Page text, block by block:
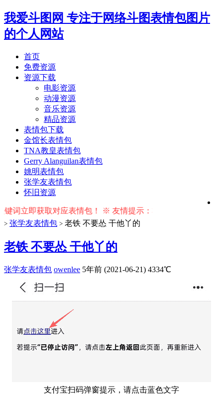
我爱斗图网 专注于网络斗图表情包图片
的个人网站
首页
免费资源
资源下载
电影资源
动漫资源
音乐资源
精品资源
表情包下载
金馆长表情包
TNA教皇表情包
Gerry Alanguilan表情包
姚明表情包
张学友表情包
怀旧资源
词立即获取对应表情包！ ※ 友情提示：右上角输入搜索词按
> 张学友表情包 > 老铁 不要怂 干他丫的
老铁 不要怂 干他丫的
张学友表情包 owenlee 5年前 (2021-06-21) 4334℃
支付宝扫码弹窗提示，请点击蓝色文字